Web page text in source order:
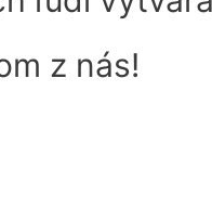
z nás!